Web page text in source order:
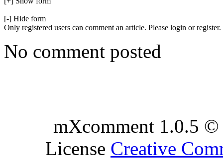
[-] Hide form
Only registered users can comment an article. Please login or register.
No comment posted
mXcomment 1.0.5
License Creative